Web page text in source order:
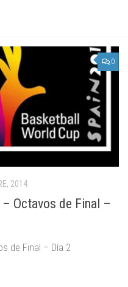
0
2014
Octavos de Final –
de Final – Día 2